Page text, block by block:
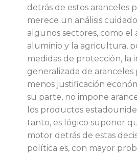
c
o
detrás de estos aranceles
merece un análisis
algunos sectores, como el
aluminio y la agricultura,
medidas de protección, la
generalizada de
menos justificación
su parte, no impone
los productos
tanto, es lógico suponer
motor detrás de estas
política es, con mayor